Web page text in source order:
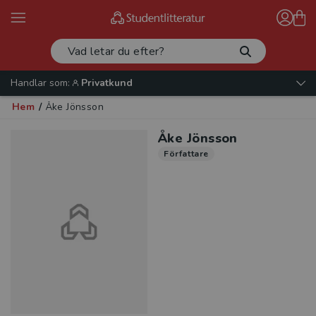
Handlar som:
Privatkund
Hem / Åke Jönsson
Åke Jönsson
Författare